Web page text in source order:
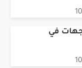
في